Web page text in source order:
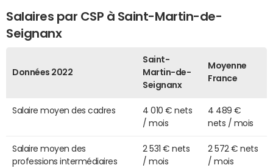
Salaires par CSP à Saint-Martin-de-
Seignanx
Données 2022
Saint-
Martin-de-
Seignanx
Moyenne
France
Salaire moyen des cadres
4 010 € nets
/ mois
4 489 €
nets / mois
Salaire moyen des
professions intermédiaires
2 531 € nets
/ mois
2 572 € nets
/ mois